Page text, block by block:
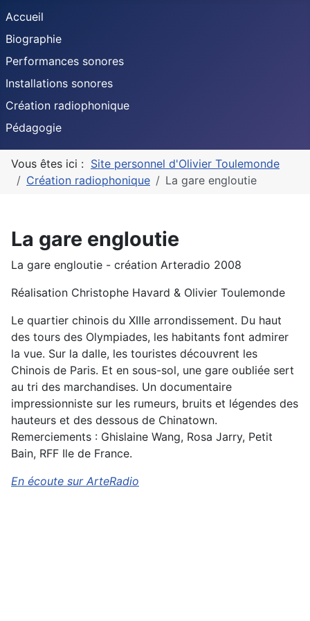
Accueil
Biographie
Performances sonores
Installations sonores
Création radiophonique
Pédagogie
Vous êtes ici : Site personnel d'Olivier Toulemonde
Création radiophonique
La gare engloutie
La gare engloutie
La gare engloutie - création Arteradio 2008
Réalisation Christophe Havard & Olivier Toulemonde
Le quartier chinois du XIIIe arrondissement. Du haut
des tours des Olympiades, les habitants font admirer
la vue. Sur la dalle, les touristes découvrent les
Chinois de Paris. Et en sous-sol, une gare oubliée sert
au tri des marchandises. Un documentaire
impressionniste sur les rumeurs, bruits et légendes des
hauteurs et des dessous de Chinatown.
Remerciements : Ghislaine Wang, Rosa Jarry, Petit
Bain, RFF Ile de France.
En écoute sur ArteRadio